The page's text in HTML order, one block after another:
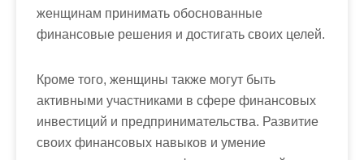
женщинам принимать обоснованные
финансовые решения и достигать своих целей.
Кроме того, женщины также могут быть
активными участниками в сфере финансовых
инвестиций и предпринимательства. Развитие
своих финансовых навыков и умение